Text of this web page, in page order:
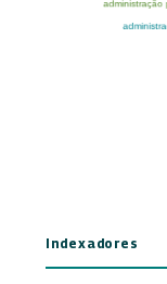
Indexadores